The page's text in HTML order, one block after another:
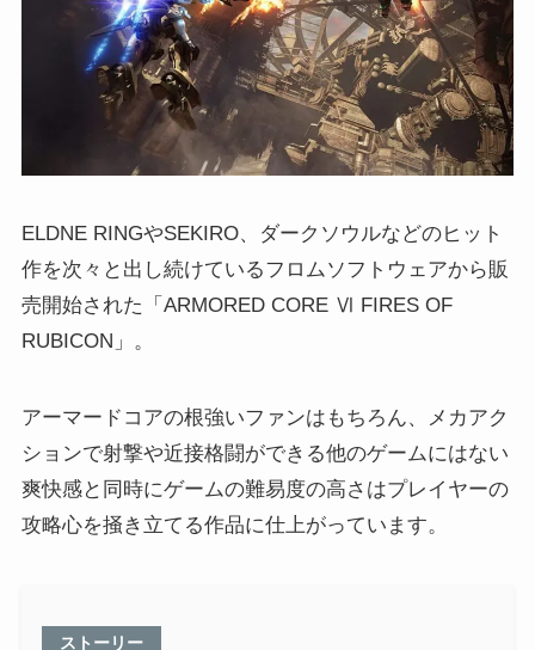
ELDNE RINGやSEKIRO、ダークソウルなどのヒット
作を次々と出し続けているフロムソフトウェアから販
売開始された「ARMORED CORE Ⅵ FIRES OF
RUBICON」。
アーマードコアの根強いファンはもちろん、メカアク
ションで射撃や近接格闘ができる他のゲームにはない
爽快感と同時にゲームの難易度の高さはプレイヤーの
攻略心を掻き立てる作品に仕上がっています。
ストーリー